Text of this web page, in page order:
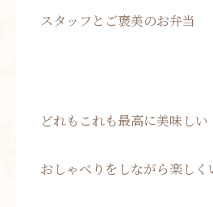
スタッフとご褒美のお弁当
どれもこれも最高に美味しい
おしゃべりをしながら楽し